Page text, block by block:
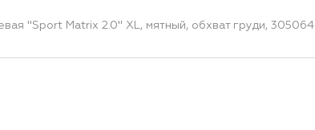
"Sport Matrix 2.0" XL, мятный, обхват груди, 305064